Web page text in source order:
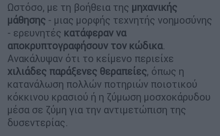
Ωστόσο, με τη βοήθεια της μηχανικής
μάθησης - μιας μορφής τεχνητής νοημοσύνης
- ερευνητές κατάφεραν να
αποκρυπτογραφήσουν τον κώδικα.
Ανακάλυψαν ότι το κείμενο περιείχε
χιλιάδες παράξενες θεραπείες, όπως η
κατανάλωση πολλών ποτηριών ποιοτικού
κόκκινου κρασιού ή η ζύμωση μοσχοκάρυδου
μέσα σε ζύμη για την αντιμετώπιση της
δυσεντερίας.